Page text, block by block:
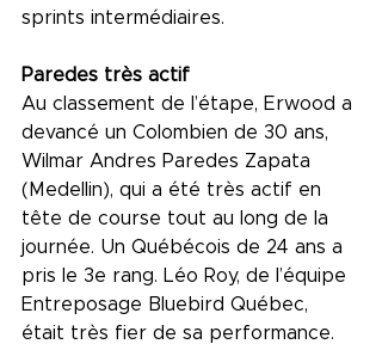
sprints intermédiaires.
Paredes très actif
Au classement de l’étape, Erwood a
devancé un Colombien de 30 ans,
Wilmar Andres Paredes Zapata
(Medellin), qui a été très actif en
tête de course tout au long de la
journée. Un Québécois de 24 ans a
pris le 3e rang. Léo Roy, de l’équipe
Entreposage Bluebird Québec,
était très fier de sa performance.